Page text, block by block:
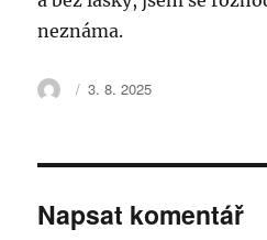
neznáma.
Autor:
Publikováno:
3. 8. 2025
Napsat komentář